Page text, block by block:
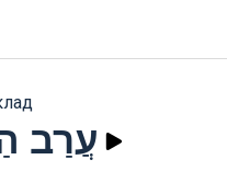
עֲרַב